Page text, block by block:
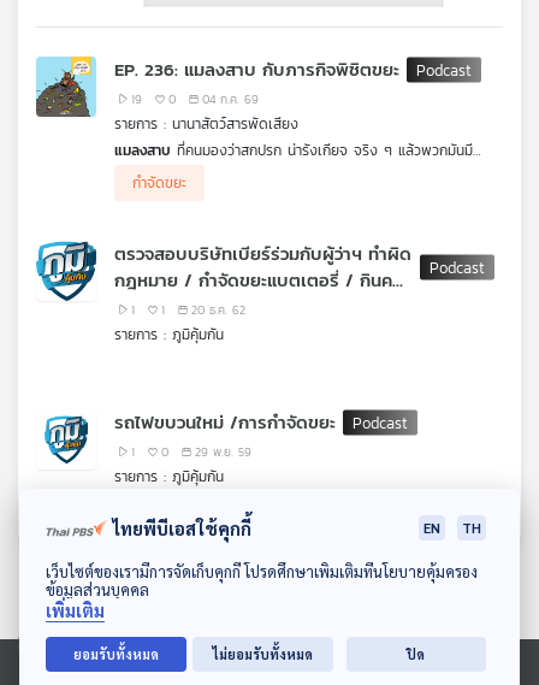
เพล
สต์
เพลง
ข่าว
และ
เกี่ยว
ดาวน์โหลด Thai PBS Podcast Application
EP. 236: แมลงสาบ กับภารกิจพิชิตขยะ
19 0 04 ก.ค. 69
รายการ : นานาสัตว์สารพัดเสียง
แมลงสาบ ที่คนมองว่าสกปรก น่ารังเกียจ จริง ๆ แล้วพวกมันมี
ประโยชน์มาก เป็นผู้ย่อยสลาย ที่ช่วยกินซากอินทรีย์ ทำให้มนุษย์เห็นว่า
แมลงสาบน่าจะเอามาใช้ประโยชน์ได้ ทำให้ประเทศจีนมีฟาร์มเลี้ยง
ซากและไม่ทำลายสิ่งแวดล้อม อีกทั้งยังสร้างรายได้แก่ผู้เลี้ยงอีกด้วย
กำจัดขยะ
ตรวจสอบบริษัทเบียร์ร่วมกับผู้ว่าฯ ทำผิด
กฎหมาย / กำจัดขยะแบตเตอรี่ / กินคลี
นดีหรือไม่
1 1 20 ธ.ค. 62
รายการ : ภูมิคุ้มกัน
รถไฟขบวนใหม่ /การกำจัดขยะ
1 0 29 พ.ย. 59
รายการ : ภูมิคุ้มกัน
ไทยพีบีเอสใช้คุกกี้ EN TH
เว็บไซต์ของเรามีการจัดเก็บคุกกี้ โปรดศึกษาเพิ่มเติมที่นโยบายคุ้มครอง
ข้อมูลส่วนบุคคล
เพิ่มเติม
ยอมรับทั้งหมด ไม่ยอมรับทั้งหมด ปิด